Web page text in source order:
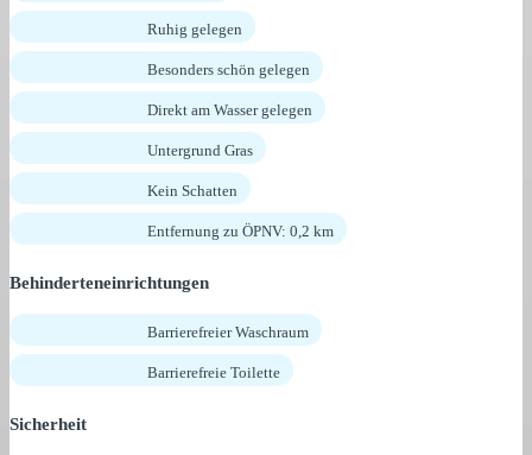
Ruhig gelegen
Besonders schön gelegen
Direkt am Wasser gelegen
Untergrund Gras
Kein Schatten
Entfernung zu ÖPNV: 0,2 km
Behinderteneinrichtungen
Barrierefreier Waschraum
Barrierefreie Toilette
Sicherheit